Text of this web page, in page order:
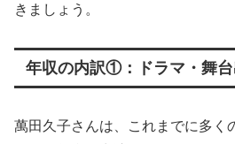
きましょう。
年収の内訳①：ドラマ・舞
萬田久子さんは、これまでに多く